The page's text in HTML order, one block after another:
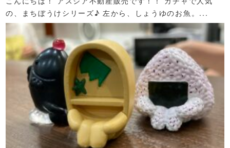
の、まちぼうけシリーズ♪ 左から、しょうゆのお魚。...